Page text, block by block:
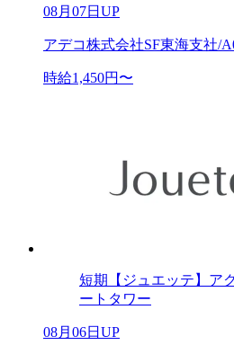
08月07日UP
アデコ株式会社SF東海支社/
時給1,450円〜
短期【ジュエッテ】
ートタワー
08月06日UP